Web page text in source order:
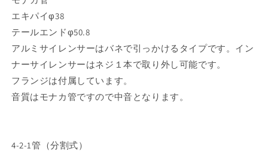
エキパイφ38
テールエンドφ50.8
アルミサイレンサーはバネで引っかけるタイプです。イン
ナーサイレンサーはネジ１本で取り外し可能です。
フランジは付属しています。
音質はモナカ管ですので中音となります。
4-2-1管（分割式）